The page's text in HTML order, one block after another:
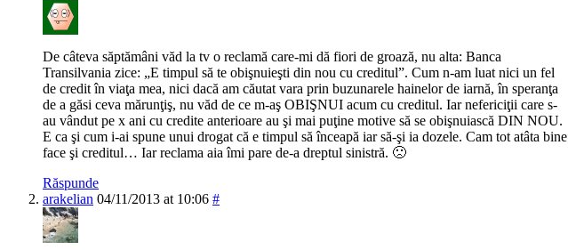
De câteva săptămâni văd la tv o reclamă care-mi dă fiori de groază, nu alta: Banca
Transilvania zice: „E timpul să te obişnuieşti din nou cu creditul”. Cum n-am luat nici un fel
de credit în viaţa mea, nici dacă am căutat vara prin buzunarele hainelor de iarnă, în speranţa
de a găsi ceva mărunţiş, nu văd de ce m-aş OBIŞNUI acum cu creditul. Iar nefericiţii care s-
au vândut pe x ani cu credite anterioare au şi mai puţine motive să se obişnuiască DIN NOU.
E ca şi cum i-ai spune unui drogat că e timpul să înceapă iar să-şi ia dozele. Cam tot atâta bine
face şi creditul… Iar reclama aia îmi pare de-a dreptul sinistră. 🙁
Răspunde
arakelian 04/11/2013 at 10:06 #